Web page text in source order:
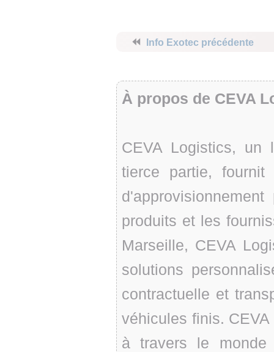
⏪ Info Exotec précédente
À propos de CEVA
CEVA Logistics, un
tierce partie,
produits et les
Marseille, CEVA
solutions
contractuelle et
véhicules finis.
à travers le